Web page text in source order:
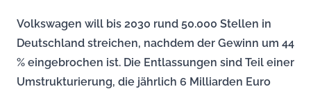
Volkswagen will bis 2030 rund 50.000 Stellen in
Deutschland streichen, nachdem der Gewinn um 44
% eingebrochen ist. Die Entlassungen sind Teil einer
Umstrukturierung, die jährlich 6 Milliarden Euro